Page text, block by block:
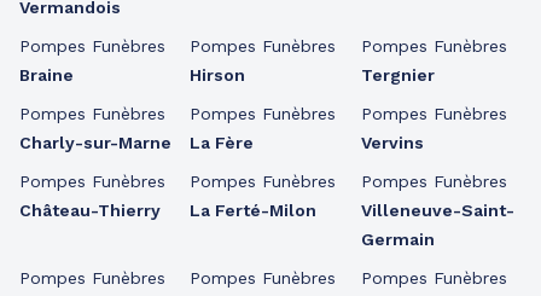
Vermandois
Pompes Funèbres
Braine
Pompes Funèbres
Charly-sur-Marne
Pompes Funèbres
Château-Thierry
Pompes Funèbres
Pompes Funèbres
Hirson
Pompes Funèbres
La Fère
Pompes Funèbres
La Ferté-Milon
Pompes Funèbres
Pompes Funèbres
Tergnier
Pompes Funèbres
Vervins
Pompes Funèbres
Villeneuve-Saint-
Germain
Pompes Funèbres